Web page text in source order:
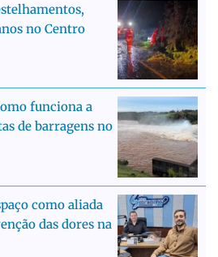
no Centro
funciona a
de barragens no
como aliada
das dores na